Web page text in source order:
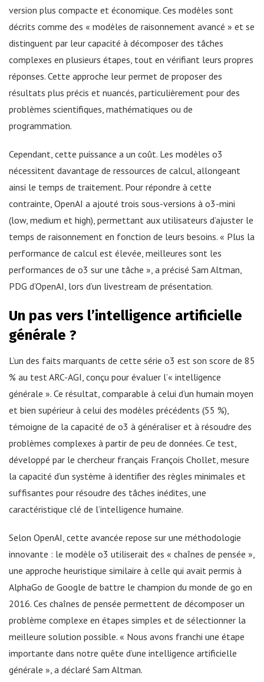
version plus compacte et économique. Ces modèles sont
décrits comme des « modèles de raisonnement avancé » et se
distinguent par leur capacité à décomposer des tâches
complexes en plusieurs étapes, tout en vérifiant leurs propres
réponses. Cette approche leur permet de proposer des
résultats plus précis et nuancés, particulièrement pour des
problèmes scientifiques, mathématiques ou de
programmation.
Cependant, cette puissance a un coût. Les modèles o3
nécessitent davantage de ressources de calcul, allongeant
ainsi le temps de traitement. Pour répondre à cette
contrainte, OpenAI a ajouté trois sous-versions à o3-mini
(low, medium et high), permettant aux utilisateurs d’ajuster le
temps de raisonnement en fonction de leurs besoins. « Plus la
performance de calcul est élevée, meilleures sont les
performances de o3 sur une tâche », a précisé Sam Altman,
PDG d’OpenAI, lors d’un livestream de présentation.
Un pas vers l’intelligence artificielle
générale ?
L’un des faits marquants de cette série o3 est son score de 85
% au test ARC-AGI, conçu pour évaluer l’« intelligence
générale ». Ce résultat, comparable à celui d’un humain moyen
et bien supérieur à celui des modèles précédents (55 %),
témoigne de la capacité de o3 à généraliser et à résoudre des
problèmes complexes à partir de peu de données. Ce test,
développé par le chercheur français François Chollet, mesure
la capacité d’un système à identifier des règles minimales et
suffisantes pour résoudre des tâches inédites, une
caractéristique clé de l’intelligence humaine.
Selon OpenAI, cette avancée repose sur une méthodologie
innovante : le modèle o3 utiliserait des « chaînes de pensée »,
une approche heuristique similaire à celle qui avait permis à
AlphaGo de Google de battre le champion du monde de go en
2016. Ces chaînes de pensée permettent de décomposer un
problème complexe en étapes simples et de sélectionner la
meilleure solution possible. « Nous avons franchi une étape
importante dans notre quête d’une intelligence artificielle
générale », a déclaré Sam Altman.